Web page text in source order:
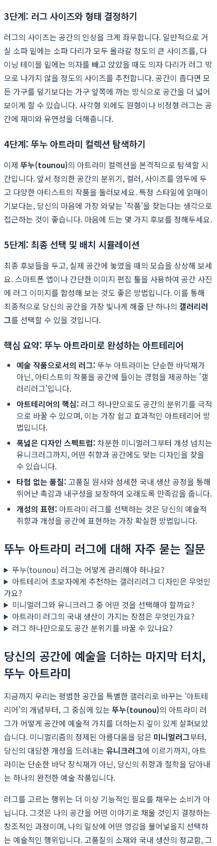
3단계: 러그 사이즈와 형태 결정하기
러그의 사이즈는 공간의 인상을 크게 좌우합니다. 일반적으로 거
실 소파 밑에는 소파 다리가 모두 올라갈 정도의 큰 사이즈를, 다
이닝 테이블 밑에는 의자를 빼고 앉았을 때도 의자 다리가 러그 밖
으로 나가지 않을 정도의 사이즈를 추천합니다. 공간이 좁다면 모
든 가구를 덮기보다는 가구 앞쪽에 까는 방식으로 공간을 더 넓어
보이게 할 수 있습니다. 사각형 외에도 원형이나 비정형 러그는 공
간에 재미와 유연성을 더해줍니다.
4단계: 뚜누 아트라미 컬렉션 탐색하기
이제 뚜누(tounou)의 아트라미 컬렉션을 본격적으로 탐색할 시
간입니다. 앞서 정의한 공간의 분위기, 컬러, 사이즈를 염두에 두
고 다양한 아티스트의 작품을 둘러보세요. 특정 스타일에 얽매이
기보다는, 당신의 마음에 가장 와닿는 '작품'을 찾는다는 생각으로
접근하는 것이 좋습니다. 마음에 드는 몇 가지 후보를 정해두세요.
5단계: 최종 선택 및 배치 시뮬레이션
최종 후보들을 두고, 실제 공간에 놓였을 때의 모습을 상상해 보세
요. 스마트폰 앱이나 간단한 이미지 편집 툴을 사용하여 공간 사진
에 러그 이미지를 합성해 보는 것도 좋은 방법입니다. 이를 통해
최종적으로 당신의 공간을 가장 빛나게 해줄 단 하나의 갤러리러
그를 선택할 수 있을 것입니다.
핵심 요약: 뚜누 아트라미로 완성하는 아트테리어
예술 작품으로서의 러그: 뚜누 아트라미는 단순한 바닥재가
아닌, 아티스트의 작품을 공간에 들이는 경험을 제공하는 '갤
러리러그'입니다.
아트테리어의 핵심: 러그 하나만으로도 공간의 분위기를 극적
으로 바꿀 수 있으며, 이는 가장 쉽고 효과적인 아트테리어 방
법입니다.
폭넓은 디자인 스펙트럼: 차분한 미니멀러그부터 개성 넘치는
유니크러그까지, 어떤 취향과 공간에도 맞는 디자인을 찾을
수 있습니다.
타협 없는 품질: 고품질 원사와 섬세한 국내 생산 공정을 통해
뛰어난 촉감과 내구성을 보장하여 오래도록 만족감을 줍니다.
개성의 표현: 아트라미 러그를 선택하는 것은 당신의 예술적
취향과 개성을 공간에 표현하는 가장 확실한 방법입니다.
뚜누 아트라미 러그에 대해 자주 묻는 질문
뚜누(tounou) 러그는 어떻게 관리해야 하나요?
아트테리어 초보자에게 추천하는 갤러리러그 디자인은 무엇인
가요?
미니멀러그와 유니크러그 중 어떤 것을 선택해야 할까요?
아트라미 러그의 국내 생산이 가지는 장점은 무엇인가요?
러그 하나만으로도 공간 분위기를 바꿀 수 있나요?
당신의 공간에 예술을 더하는 마지막 터치,
뚜누 아트라미
지금까지 우리는 평범한 공간을 특별한 갤러리로 바꾸는 '아트테
리어'의 개념부터, 그 중심에 있는 뚜누(tounou)의 아트라미 러
그가 어떻게 공간에 예술적 가치를 더하는지 깊이 있게 살펴보았
습니다. 미니멀리즘의 정제된 아름다움을 담은 미니멀러그부터,
당신의 대담한 개성을 드러내는 유니크러그에 이르기까지, 아트
라미는 단순한 바닥 장식재가 아닌, 당신의 취향과 철학을 담아내
는 하나의 완전한 예술 작품입니다.
러그를 고르는 행위는 더 이상 기능적인 필요를 채우는 소비가 아
닙니다. 그것은 나의 공간을 어떤 이야기로 채울 것인지 결정하는
창조적인 과정이며, 나의 일상에 어떤 영감을 불어넣을지 선택하
는 예술적인 행위입니다. 고품질의 소재와 국내 생산의 정교함, 그